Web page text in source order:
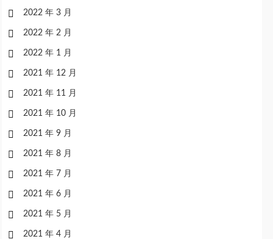
2022 年 3 月
2022 年 2 月
2022 年 1 月
2021 年 12 月
2021 年 11 月
2021 年 10 月
2021 年 9 月
2021 年 8 月
2021 年 7 月
2021 年 6 月
2021 年 5 月
2021 年 4 月